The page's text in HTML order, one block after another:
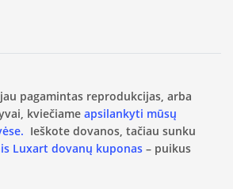
pagamintas reprodukcijas, arba
kviečiame apsilankyti mūsų
Ieškote dovanos, tačiau sunku
Luxart dovanų kuponas – puikus